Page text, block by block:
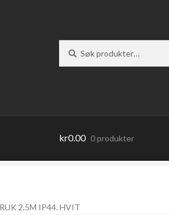
etter:
kr0.00 0 produkter
2,5M IP44. HVIT